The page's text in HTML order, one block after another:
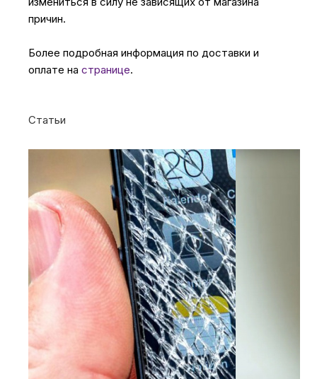
причин.
Более подробная информация по доставки и
оплате на странице.
Статьи